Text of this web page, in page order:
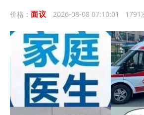
价格： 面议 2026-08-08 07:10:01 1791